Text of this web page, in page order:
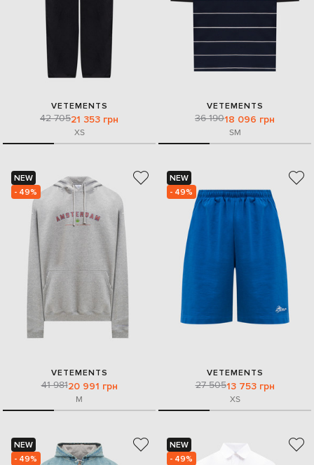
VETEMENTS
42 70521 353 грн
XS
VETEMENTS
36 19018 096 грн
SM
NEW
- 49%
VETEMENTS
41 98120 991 грн
M
NEW
- 49%
VETEMENTS
27 50513 753 грн
XS
NEW
- 49%
NEW
- 49%